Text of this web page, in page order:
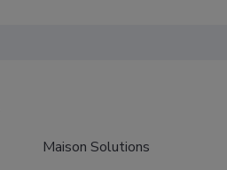
Maison Solutions